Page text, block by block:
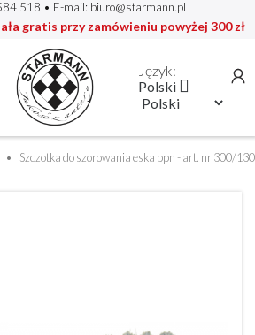
518 • E-mail: biuro@starmann.pl
gratis przy zamówieniu powyżej 300 zł
Język:
Polski 
Szczotka do szorowania eska ppn - art. nr 300/130